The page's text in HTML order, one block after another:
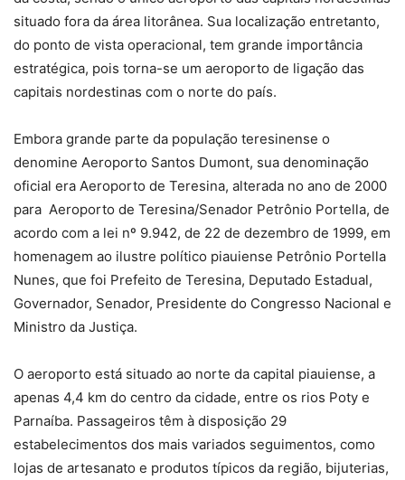
situado fora da área litorânea. Sua localização entretanto,
do ponto de vista operacional, tem grande importância
estratégica, pois torna-se um aeroporto de ligação das
capitais nordestinas com o norte do país.
Embora grande parte da população teresinense o
denomine Aeroporto Santos Dumont, sua denominação
oficial era Aeroporto de Teresina, alterada no ano de 2000
para Aeroporto de Teresina/Senador Petrônio Portella, de
acordo com a lei nº 9.942, de 22 de dezembro de 1999, em
homenagem ao ilustre político piauiense Petrônio Portella
Nunes, que foi Prefeito de Teresina, Deputado Estadual,
Governador, Senador, Presidente do Congresso Nacional e
Ministro da Justiça.
O aeroporto está situado ao norte da capital piauiense, a
apenas 4,4 km do centro da cidade, entre os rios Poty e
Parnaíba. Passageiros têm à disposição 29
estabelecimentos dos mais variados seguimentos, como
lojas de artesanato e produtos típicos da região, bijuterias,